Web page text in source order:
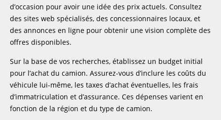
d’occasion pour avoir une idée des prix actuels. Consultez
des sites web spécialisés, des concessionnaires locaux, et
des annonces en ligne pour obtenir une vision complète des
offres disponibles.
Sur la base de vos recherches, établissez un budget initial
pour l’achat du camion. Assurez-vous d’inclure les coûts du
véhicule lui-même, les taxes d’achat éventuelles, les frais
d’immatriculation et d’assurance. Ces dépenses varient en
fonction de la région et du type de camion.